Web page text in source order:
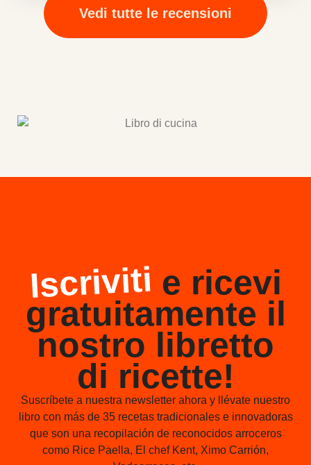
Vedi tutte le recensioni
Iscriviti e ricevi
gratuitamente il
nostro libretto
di ricette!
Suscríbete a nuestra newsletter ahora y llévate nuestro
libro con más de 35 recetas tradicionales e innovadoras
que son una recopilación de reconocidos arroceros
como Rice Paella, El chef Kent, Ximo Carrión,